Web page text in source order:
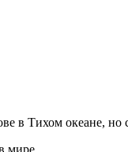
в Тихом океане,